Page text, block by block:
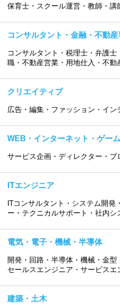
保育士・スクール運営・教師・
コンサルタント・金融・不動
コンサルタント・税理士・弁護
職・不動産営業・用地仕入・不動
クリエイティブ
広告・編集・ファッション・イ
WEB・インターネット・ゲーム
サービス企画・ディレクター・
ITエンジニア
ITコンサルタント・システム開
ー・テクニカルサポート・社内シ
電気・電子・機械・半導体
開発・回路・半導体・機械・金型
セールスエンジニア・サービスエ
建築・土木